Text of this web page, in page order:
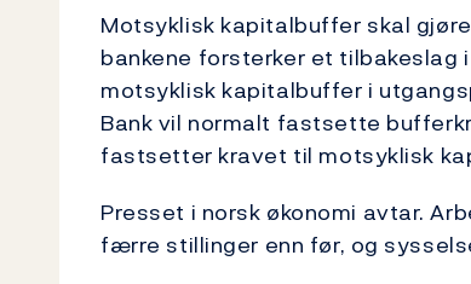
Motsyklisk kapitalbuffer skal
bankene forsterker et tilbakeslag
motsyklisk kapitalbuffer i
Bank vil normalt fastsette
fastsetter kravet til motsyklisk
Presset i norsk økonomi avtar.
færre stillinger enn før, og